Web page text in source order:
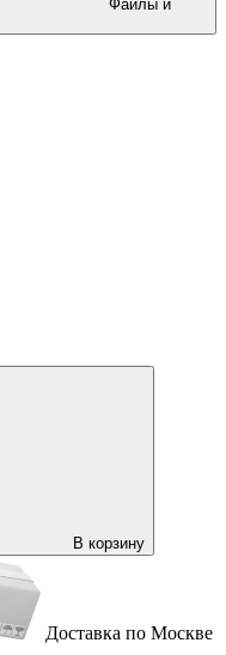
В корзину
Доставка по Москве